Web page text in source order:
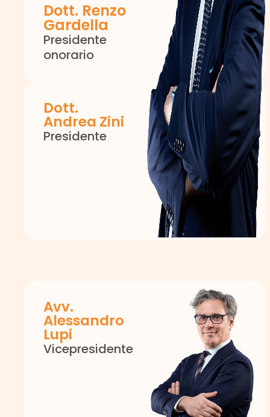
Dott. Renzo
Gardella
Presidente
onorario
Dott.
Andrea Zini
Presidente
Avv.
Alessandro
Lupi
Vicepresidente